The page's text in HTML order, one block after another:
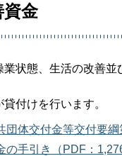
資金
状態、生活の改善
付けを行います。
団体交付金等交付要
の手引き（PDF：